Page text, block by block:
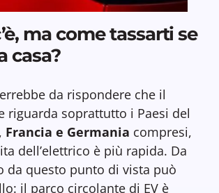
ma come tassarti se
casa?
da rispondere che il
riguarda soprattutto i Paesi del
Francia e Germania compresi,
dell’elettrico è più rapida. Da
da questo punto di vista può
il parco circolante di EV è